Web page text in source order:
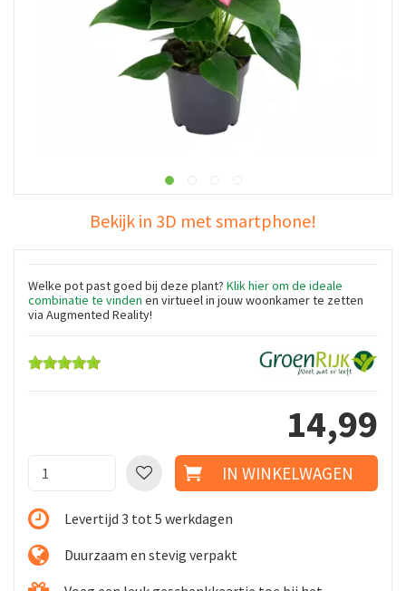
Bekijk in 3D met smartphone!
Welke pot past goed bij deze plant? Klik hier om de ideale
combinatie te vinden en virtueel in jouw woonkamer te zetten
via Augmented Reality!
14,99
Levertijd 3 tot 5 werkdagen
Duurzaam en stevig verpakt